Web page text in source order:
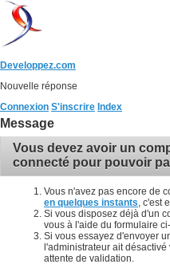
Developpez.com
Nouvelle réponse
Connexion S'inscrire Index
Message
Vous devez avoir un
connecté pour pouvoir
Vous n'avez pas encore de
en quelques instants , c'est
Si vous disposez déjà d'un
vous à l'aide du formulaire
Si vous essayez d'envoyer
l'administrateur ait
attente de validation.